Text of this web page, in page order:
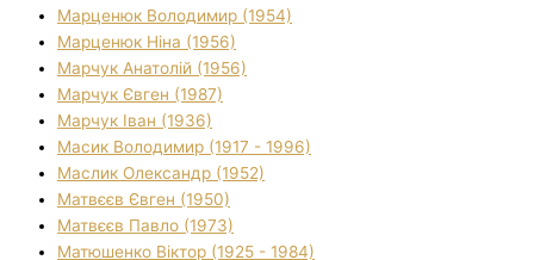
Марценюк Володимир (1954)
Марценюк Ніна (1956)
Марчук Анатолій (1956)
Марчук Євген (1987)
Марчук Іван (1936)
Масик Володимир (1917 - 1996)
Маслик Олександр (1952)
Матвєєв Євген (1950)
Матвєєв Павло (1973)
Матюшенко Віктор (1925 - 1984)